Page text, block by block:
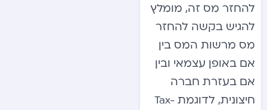
להחזר מס זה, מומלץ
להגיש בקשה להחזר
מס מרשות המס בין
אם באופן עצמאי ובין
אם בעזרת חברה
חיצונית, לדוגמת Tax-